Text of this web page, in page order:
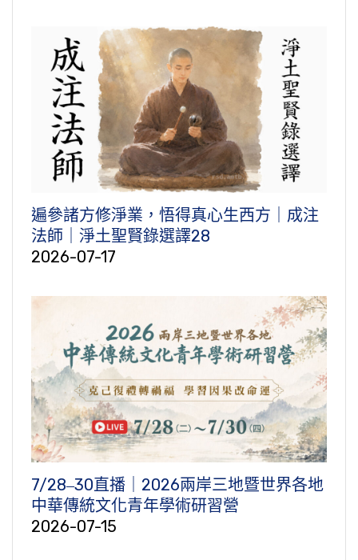
遍參諸方修淨業，悟得真心生西方｜成注
法師｜淨土聖賢錄選譯28
2026-07-17
7/28‒30直播｜2026兩岸三地暨世界各地
中華傳統文化青年學術研習營
2026-07-15